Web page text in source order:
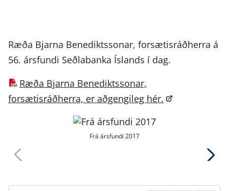
Ræða Bjarna Benediktssonar, forsætisráðherra á
56. ársfundi Seðlabanka Íslands í dag.
Ræða Bjarna Benediktssonar,
forsætisráðherra, er aðgengileg hér.
Frá ársfundi 2017